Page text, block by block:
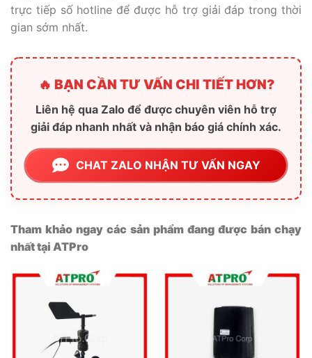
trực tiếp số hotline để được hỗ trợ giải đáp trong thời
gian sớm nhất.
🔥 BẠN CẦN TƯ VẤN CHI TIẾT HƠN?
Liên hệ qua Zalo để được chuyên viên hỗ trợ
giải đáp nhanh nhất và nhận báo giá chính xác.
CHAT ZALO NHẬN TƯ VẤN NGAY
Tham khảo ngay các sản phẩm đang được bán chạy
nhất tại ATPro